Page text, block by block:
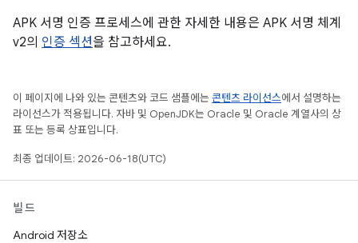
APK 서명 인증 프로세스에 관한 자세한 내용은 APK 서명 체계
v2의 인증 섹션을 참고하세요.
이 페이지에 나와 있는 콘텐츠와 코드 샘플에는 콘텐츠 라이선스에서 설명하는
라이선스가 적용됩니다. 자바 및 OpenJDK는 Oracle 및 Oracle 계열사의 상
표 또는 등록 상표입니다.
최종 업데이트: 2026-06-18(UTC)
빌드
Android 저장소